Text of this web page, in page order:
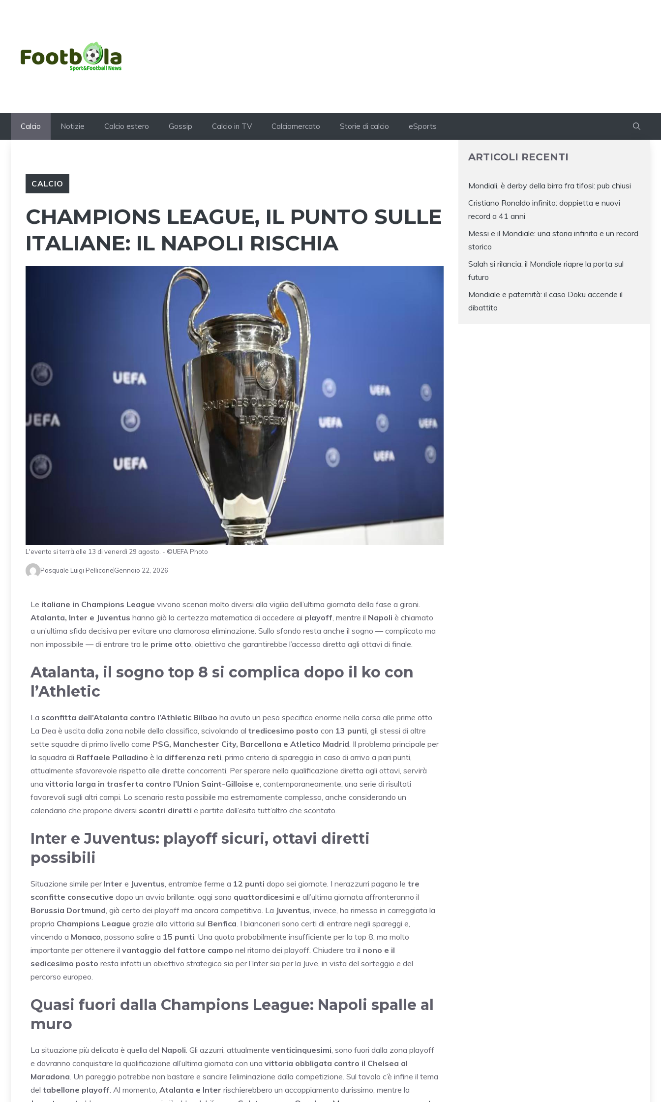
Calcio Notizie Calcio estero Gossip Calcio in TV Calciomercato Storie di calcio eSports
CALCIO
CHAMPIONS LEAGUE, IL PUNTO SULLE
ITALIANE: IL NAPOLI RISCHIA
L'evento si terrà alle 13 di venerdì 29 agosto. - ©UEFA Photo
Pasquale Luigi PelliconeGennaio 22, 2026
Le italiane in Champions League vivono scenari molto diversi alla vigilia dell’ultima giornata della fase a gironi.
Atalanta, Inter e Juventus hanno già la certezza matematica di accedere ai playoff , mentre il Napoli è chiamato
a un’ultima sfida decisiva per evitare una clamorosa eliminazione. Sullo sfondo resta anche il sogno — complicato ma
non impossibile — di entrare tra le prime otto , obiettivo che garantirebbe l’accesso diretto agli ottavi di finale.
Atalanta, il sogno top 8 si complica dopo il ko con
l’Athletic
La sconfitta dell’Atalanta contro l’Athletic Bilbao ha avuto un peso specifico enorme nella corsa alle prime otto.
La Dea è uscita dalla zona nobile della classifica, scivolando al tredicesimo posto con 13 punti , gli stessi di altre
sette squadre di primo livello come PSG, Manchester City, Barcellona e Atletico Madrid . Il problema principale per
la squadra di Raffaele Palladino è la differenza reti , primo criterio di spareggio in caso di arrivo a pari punti,
attualmente sfavorevole rispetto alle dirette concorrenti. Per sperare nella qualificazione diretta agli ottavi, servirà
una vittoria larga in trasferta contro l’Union Saint-Gilloise e, contemporaneamente, una serie di risultati
favorevoli sugli altri campi. Lo scenario resta possibile ma estremamente complesso, anche considerando un
calendario che propone diversi scontri diretti e partite dall’esito tutt’altro che scontato.
Inter e Juventus: playoff sicuri, ottavi diretti
possibili
Situazione simile per Inter e Juventus , entrambe ferme a 12 punti dopo sei giornate. I nerazzurri pagano le tre
sconfitte consecutive dopo un avvio brillante: oggi sono quattordicesimi e all’ultima giornata affronteranno il
Borussia Dortmund , già certo dei playoff ma ancora competitivo. La Juventus , invece, ha rimesso in carreggiata la
propria Champions League grazie alla vittoria sul Benfica . I bianconeri sono certi di entrare negli spareggi e,
vincendo a Monaco , possono salire a 15 punti . Una quota probabilmente insufficiente per la top 8, ma molto
importante per ottenere il vantaggio del fattore campo nel ritorno dei playoff. Chiudere tra il nono e il
sedicesimo posto resta infatti un obiettivo strategico sia per l’Inter sia per la Juve, in vista del sorteggio e del
percorso europeo.
Quasi fuori dalla Champions League: Napoli spalle al
muro
La situazione più delicata è quella del Napoli . Gli azzurri, attualmente venticinquesimi , sono fuori dalla zona playoff
e dovranno conquistare la qualificazione all’ultima giornata con una vittoria obbligata contro il Chelsea al
Maradona . Un pareggio potrebbe non bastare e sancire l’eliminazione dalla competizione. Sul tavolo c’è infine il tema
del tabellone playoff . Al momento, Atalanta e Inter rischierebbero un accoppiamento durissimo, mentre la
ARTICOLI RECENTI
Mondiali, è derby della birra fra tifosi: pub chiusi
Cristiano Ronaldo infinito: doppietta e nuovi
record a 41 anni
Messi e il Mondiale: una storia infinita e un record
storico
Salah si rilancia: il Mondiale riapre la porta sul
futuro
Mondiale e paternità: il caso Doku accende il
dibattito